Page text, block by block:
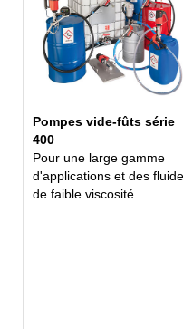
Pompes vide-fûts série
400
Pour une large gamme
d'applications et des
de faible viscosité